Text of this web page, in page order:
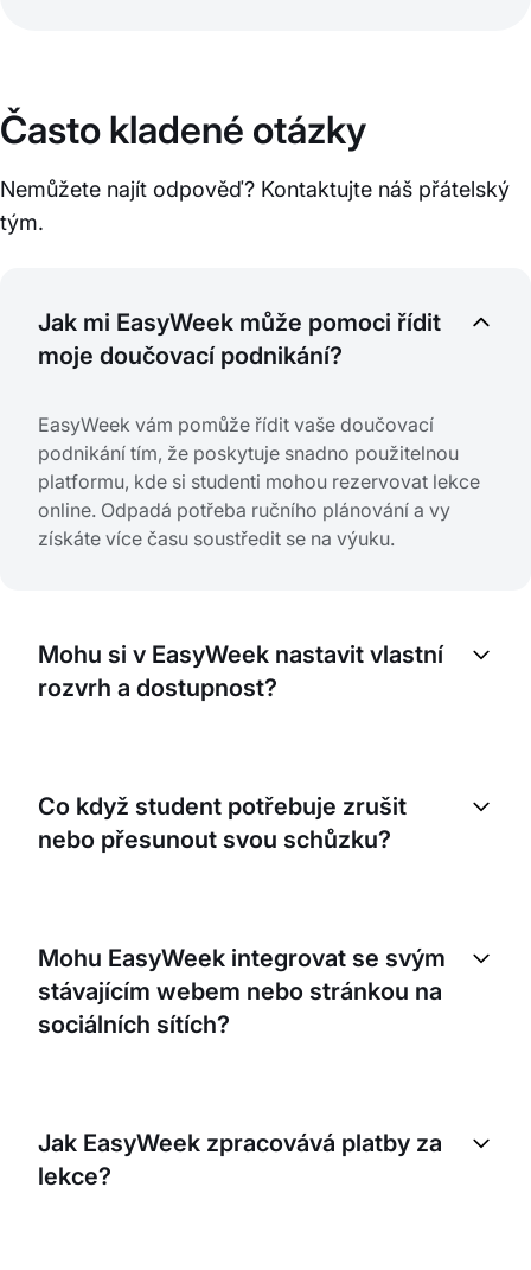
Často kladené otázky
Nemůžete najít odpověď? Kontaktujte náš přátelský
tým.
Jak mi EasyWeek může pomoci řídit
moje doučovací podnikání?
EasyWeek vám pomůže řídit vaše doučovací
podnikání tím, že poskytuje snadno použitelnou
platformu, kde si studenti mohou rezervovat lekce
online. Odpadá potřeba ručního plánování a vy
získáte více času soustředit se na výuku.
Mohu si v EasyWeek nastavit vlastní
rozvrh a dostupnost?
rezervovat schůzky pouze v časech, které
nastavíte.
Co když student potřebuje zrušit
nebo přesunout svou schůzku?
podle vaší dostupnosti. Můžete také nastavit vlastní
storno podmínky.
Mohu EasyWeek integrovat se svým
stávajícím webem nebo stránkou na
sociálních sítích?
Studenti tak mohou pohodlně rezervovat schůzky
přímo z těchto platforem.
Jak EasyWeek zpracovává platby za
lekce?